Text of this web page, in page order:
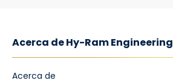
Acerca de Hy-Ram Engineering
Acerca de